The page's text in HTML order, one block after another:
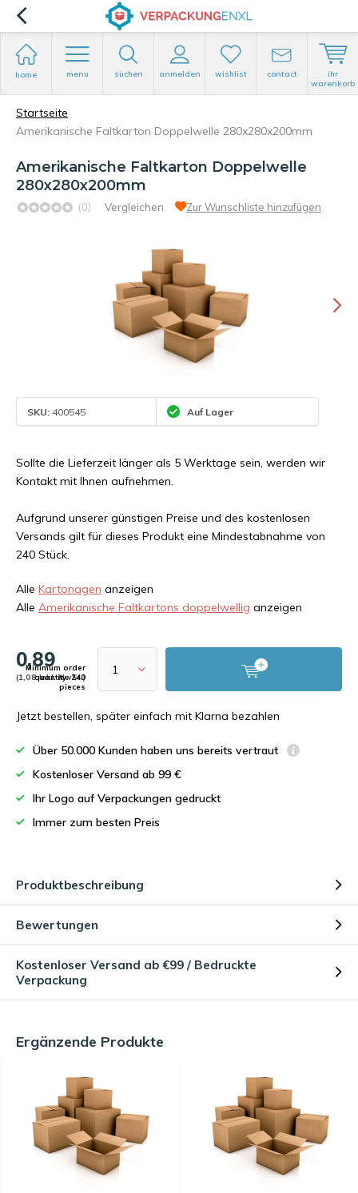
home menu suchen anmelden wishlist contact
ihr
warenkorb
Startseite
Amerikanische Faltkarton Doppelwelle 280x280x200mm
Amerikanische Faltkarton Doppelwelle
280x280x200mm
(0) Vergleichen Zur Wunschliste hinzufügen
SKU: 400545 Auf Lager
Sollte die Lieferzeit länger als 5 Werktage sein, werden wir
Kontakt mit Ihnen aufnehmen.
Aufgrund unserer günstigen Preise und des kostenlosen
Versands gilt für dieses Produkt eine Mindestabnahme von
240 Stück.
Alle Kartonagen anzeigen
Alle Amerikanische Faltkartons doppelwellig anzeigen
0,89
(1,08 Inkl. MwSt.)
Minimum order
quantity: 240
pieces
Jetzt bestellen, später einfach mit Klarna bezahlen
Über 50.000 Kunden haben uns bereits vertraut
Kostenloser Versand ab 99 €
Ihr Logo auf Verpackungen gedruckt
Immer zum besten Preis
Produktbeschreibung
Bewertungen
Kostenloser Versand ab €99 / Bedruckte
Verpackung
Ergänzende Produkte